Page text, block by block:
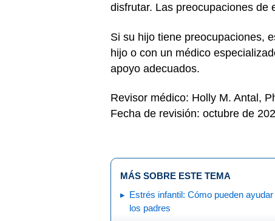
disfrutar. Las preocupaciones de
Si su hijo tiene preocupaciones,
hijo o con un médico
apoyo adecuados.
Revisor médico: Holly M. Antal,
Fecha de revisión: octubre de
MÁS SOBRE ESTE TEMA
Estrés infantil: Cómo pueden ayudar
los padres